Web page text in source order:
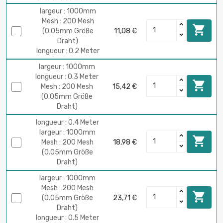
largeur : 1000mm
Mesh : 200 Mesh
(0.05mm Größe
Draht)
longueur : 0.2 Meter
11,08 € 
largeur : 1000mm
longueur : 0.3 Meter
Mesh : 200 Mesh
(0.05mm Größe
Draht)
15,42 € 
longueur : 0.4 Meter
largeur : 1000mm
Mesh : 200 Mesh
(0.05mm Größe
Draht)
18,98 € 
largeur : 1000mm
Mesh : 200 Mesh
(0.05mm Größe
Draht)
longueur : 0.5 Meter
23,71 € 